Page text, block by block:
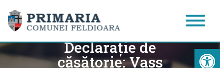
Publicație /
Declarație de
căsătorie: Vass